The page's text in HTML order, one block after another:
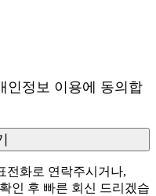
인정보 이용에 동의합
전화로 연락주시거나,
인 후 빠른 회신 드리겠습